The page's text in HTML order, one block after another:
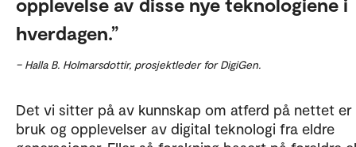
hverdagen.
– Halla B. Holmarsdottir, prosjektleder for DigiGen.
Det vi sitter på av kunnskap om atferd på nettet
bruk og opplevelser av digital teknologi fra eldre